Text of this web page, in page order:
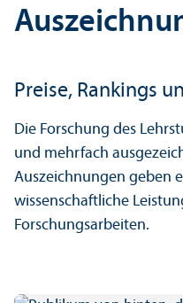
Preise, Rankings
Die Forschung des
und mehrfach
Auszeichnungen geben
wissenschaft­liche
Forschungs­arbeiten.